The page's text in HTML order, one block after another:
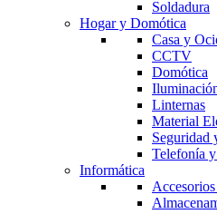
Soldadura
Hogar y Domótica
Casa y
CCTV
Domótica
Linternas
Material
Seguridad
Telefonía
Informática